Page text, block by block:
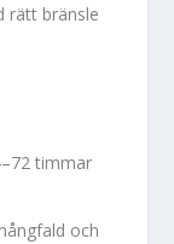
rätt bränsle
timmar
och